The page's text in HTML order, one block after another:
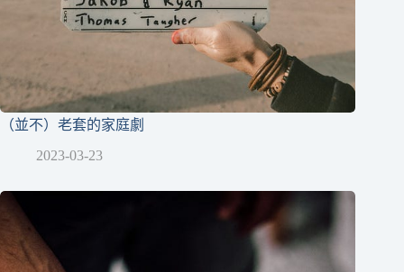
（並不）老套的家庭劇
2023-03-23